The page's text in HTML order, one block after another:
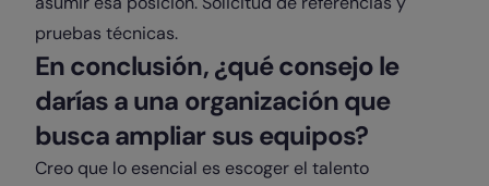
pruebas técnicas.
En conclusión, ¿qué consejo le
darías a una organización que
busca ampliar sus equipos?
Creo que lo esencial es escoger el talento